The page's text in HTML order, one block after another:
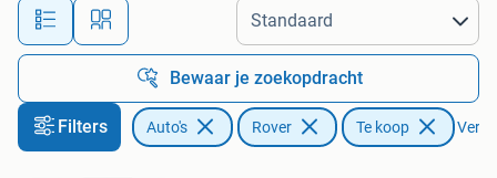
Alle afstanden…
Bewaar je zoekopdracht
Filters Auto's Rover Te koop